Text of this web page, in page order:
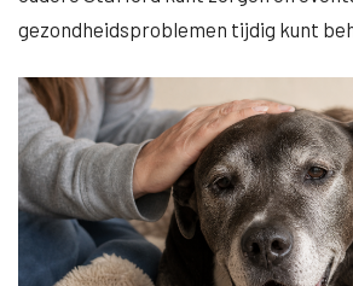
gezondheidsproblemen tijdig kunt